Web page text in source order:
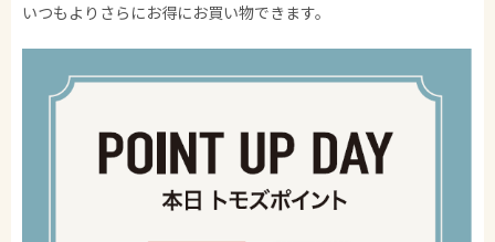
いつもよりさらにお得にお買い物できます。